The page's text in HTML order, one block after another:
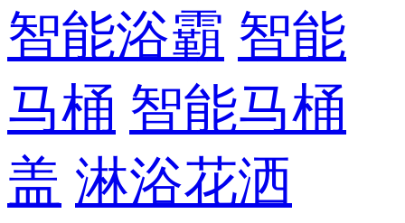
智能浴霸 智能
马桶 智能马桶
盖 淋浴花洒